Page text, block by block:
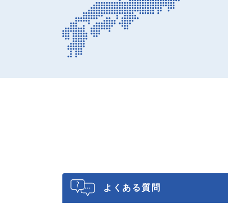
よくある質問